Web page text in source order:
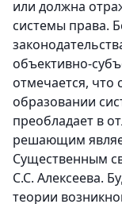
или должна
системы права.
объективно-
отмечается, что
образовании
преобладает в
решающим
Существенным
С.С. Алексеева.
теории